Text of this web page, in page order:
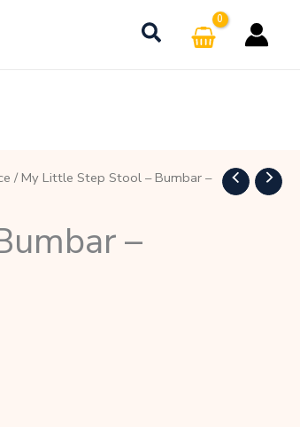
/ My Little Step Stool – Bumbar –
–